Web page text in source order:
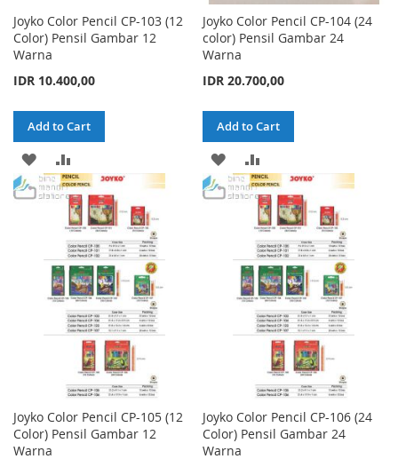
Joyko Color Pencil CP-103 (12
Color) Pensil Gambar 12
Warna
IDR 10.400,00
Add to Cart
ADD
TO
WISH
TO
COMPARE
Joyko Color Pencil CP-104 (24
color) Pensil Gambar 24
Warna
IDR 20.700,00
Add to Cart
ADD
TO
WISH
TO
COMPARE
Joyko Color Pencil CP-105 (12
Color) Pensil Gambar 12
Warna
Joyko Color Pencil CP-106 (24
Color) Pensil Gambar 24
Warna